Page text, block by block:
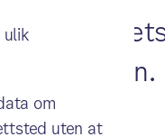
i
ulik
om
uten at